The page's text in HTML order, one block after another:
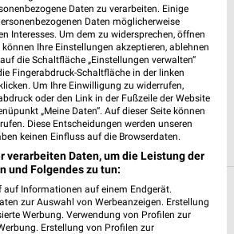
7 km
Premio Tuning Autozubehörkatalog 2026
ALLE PROSPEKTE
und Öffnungszeiten
Daten zu verarbeiten. Einige
Daten möglicherweise
Interesses. Um dem zu widersprechen, öffnen
können Ihre Einstellungen akzeptieren, ablehnen
die Schaltfläche „Einstellungen verwalten“
Fingerabdruck-Schaltfläche in der linken
Um Ihre Einwilligung zu widerrufen,
oder den Link in der Fußzeile der Website
„Meine Daten“. Auf dieser Seite können
Diese Entscheidungen werden unseren
keinen Einfluss auf die Browserdaten.
verarbeiten Daten, um die Leistung der
und Folgendes zu tun:
auf Informationen auf einem Endgerät.
zur Auswahl von Werbeanzeigen. Erstellung
Werbung. Verwendung von Profilen zur
Erstellung von Profilen zur